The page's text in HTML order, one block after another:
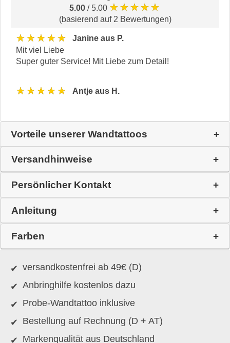
5.00 / 5.00 ★★★★★
(basierend auf 2 Bewertungen)
★★★★★
Janine aus P.
Mit viel Liebe
Super guter Service! Mit Liebe zum Detail!
★★★★★ Antje aus H.
Vorteile unserer Wandtattoos
Versandhinweise
Persönlicher Kontakt
Anleitung
Farben
versandkostenfrei ab 49€ (D)
Anbringhilfe kostenlos dazu
Probe-Wandtattoo inklusive
Bestellung auf Rechnung (D + AT)
Markenqualität aus Deutschland